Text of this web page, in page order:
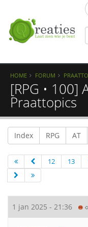
HOME FORUM
[RPG • 100]
Praattopics
Index RPG AT
12 13
1 jan 2025 - 21:36